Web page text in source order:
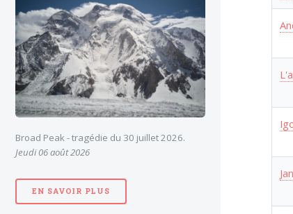
Broad Peak - tragédie du 30 juillet 2026.
Jeudi 06 août 2026
EN SAVOIR PLUS